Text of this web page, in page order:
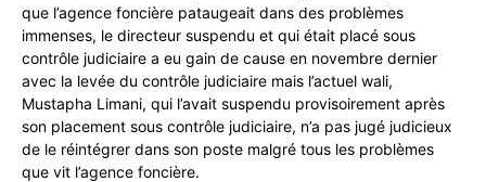
que l’agence foncière pataugeait dans des problèmes
immenses, le directeur suspendu et qui était placé sous
contrôle judiciaire a eu gain de cause en novembre dernier
avec la levée du contrôle judiciaire mais l’actuel wali,
Mustapha Limani, qui l’avait suspendu provisoirement après
son placement sous contrôle judiciaire, n’a pas jugé judicieux
de le réintégrer dans son poste malgré tous les problèmes
que vit l’agence foncière.